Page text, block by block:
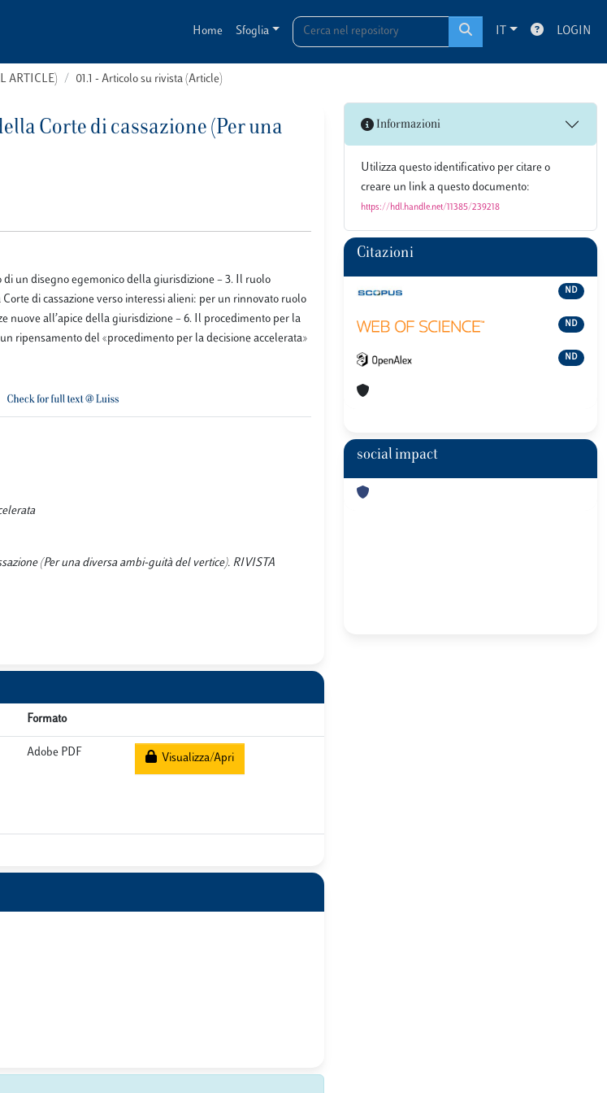
Home Sfoglia IT LOGIN
ARTICLE) 01.1 - Articolo su rivista (Article)
Corte di cassazione (Per una
di un disegno egemonico della giurisdizione – 3. Il ruolo
di cassazione verso interessi alieni: per un rinnovato ruolo
nuove all’apice della giurisdizione – 6. Il procedimento per la
ripensamento del «procedimento per la decisione accelerata»
(Per una diversa ambi-guità del vertice). RIVISTA
Formato
Adobe PDF Visualizza/Apri
Informazioni
Utilizza questo identificativo per citare o
creare un link a questo documento:
https://hdl.handle.net/11385/239218
Citazioni
ND
ND
ND
social impact